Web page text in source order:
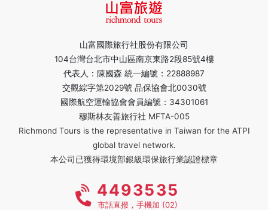
山富國際旅行社股份有限公司
104台灣台北市中山區南京東路2段85號4樓
代表人：陳國森 統一編號：22888987
交觀綜字第2029號 品保協會北0030號
國際航空運輸協會會員編號：34301061
穆斯林友善旅行社 MFTA-005
Richmond Tours is the representative in Taiwan for the ATPI
global travel network.
本公司已獲得環境部銀級環保旅行業認證標章
4493535
市話直撥，手機加 (02)